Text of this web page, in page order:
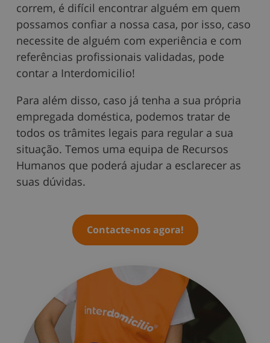
correm, é difícil encontrar alguém em quem
possamos confiar a nossa casa, por isso, caso
necessite de alguém com experiência e com
referências profissionais validadas, pode
contar a Interdomicilio!
Para além disso, caso já tenha a sua própria
empregada doméstica, podemos tratar de
todos os trâmites legais para regular a sua
situação. Temos uma equipa de Recursos
Humanos que poderá ajudar a esclarecer as
suas dúvidas.
Contacte-nos agora!